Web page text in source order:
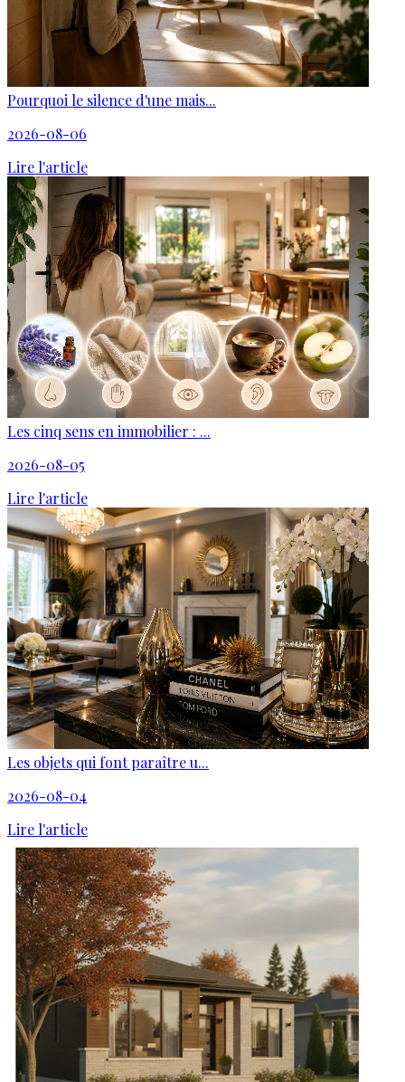
Pourquoi le silence d'une mais...
2026-08-06
Lire l'article
Les cinq sens en immobilier : ...
2026-08-05
Lire l'article
Les objets qui font paraître u...
2026-08-04
Lire l'article